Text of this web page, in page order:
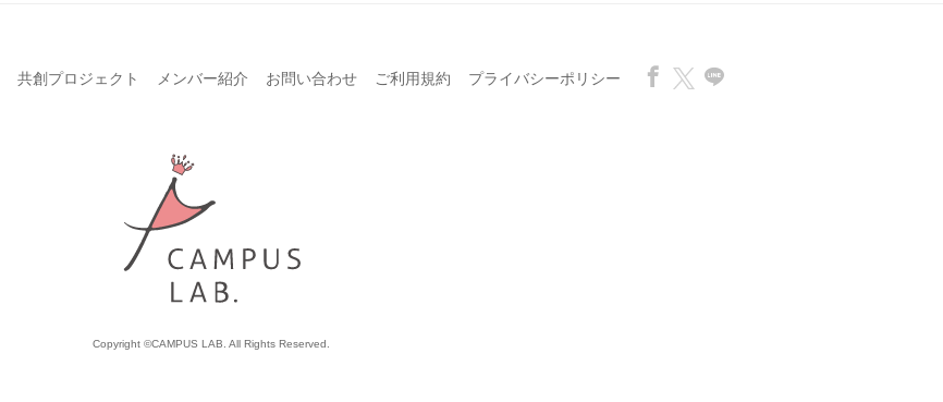
共創プロジェクト メンバー紹介 お問い合わせ ご利用規約 プライバシーポリシー
Copyright ©CAMPUS LAB. All Rights Reserved.